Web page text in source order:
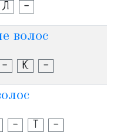
Л -
волос
- К -
- Т -